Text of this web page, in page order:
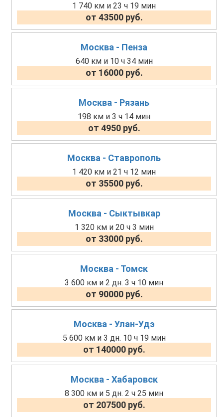
1 740 км и 23 ч 19 мин
от 43500 руб.
Москва - Пенза
640 км и 10 ч 34 мин
от 16000 руб.
Москва - Рязань
198 км и 3 ч 14 мин
от 4950 руб.
Москва - Ставрополь
1 420 км и 21 ч 12 мин
от 35500 руб.
Москва - Сыктывкар
1 320 км и 20 ч 3 мин
от 33000 руб.
Москва - Томск
3 600 км и 2 дн. 3 ч 10 мин
от 90000 руб.
Москва - Улан-Удэ
5 600 км и 3 дн. 10 ч 19 мин
от 140000 руб.
Москва - Хабаровск
8 300 км и 5 дн. 2 ч 25 мин
от 207500 руб.